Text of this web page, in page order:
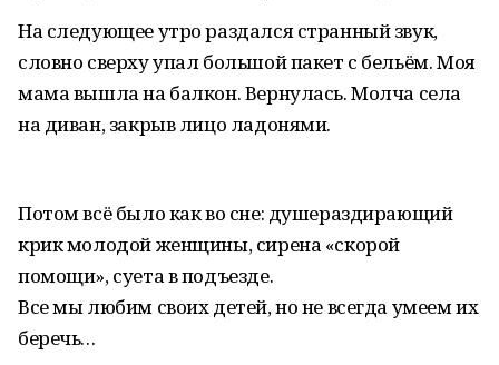
На следующее утро раздался странный звук,
словно сверху упал большой пакет с бельём. Моя
мама вышла на балкон. Вернулась. Молча села
на диван, закрыв лицо ладонями.
Потом всё было как во сне: душераздирающий
крик молодой женщины, сирена «скорой
помощи», суета в подъезде.
Все мы любим своих детей, но не всегда умеем их
беречь…